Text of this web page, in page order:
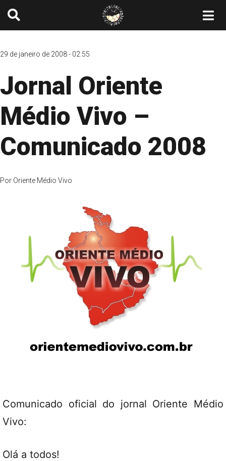
29 de janeiro de 2008 - 02:55
Jornal Oriente
Médio Vivo –
Comunicado 2008
Por Oriente Médio Vivo
Comunicado oficial do jornal Oriente Médio
Vivo:
Olá a todos!